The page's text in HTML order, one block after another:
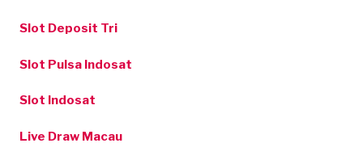
Slot Deposit Tri
Slot Pulsa Indosat
Slot Indosat
Live Draw Macau